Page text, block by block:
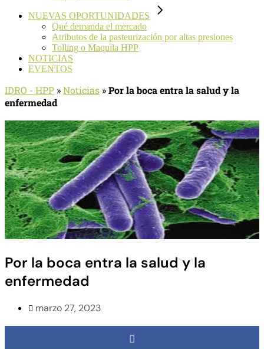
NUEVAS OPORTUNIDADES
Qué demanda el mercado
Atributos de la pasteurización por altas presiones
Tolling o Maquila HPP
NOTICIAS
EVENTOS
IDRO - HPP »Noticias »Por la boca entra la salud y la
enfermedad
Por la boca entra la salud y la
enfermedad
marzo 27, 2023